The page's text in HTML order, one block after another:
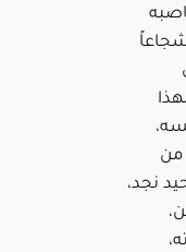
من
نجد،